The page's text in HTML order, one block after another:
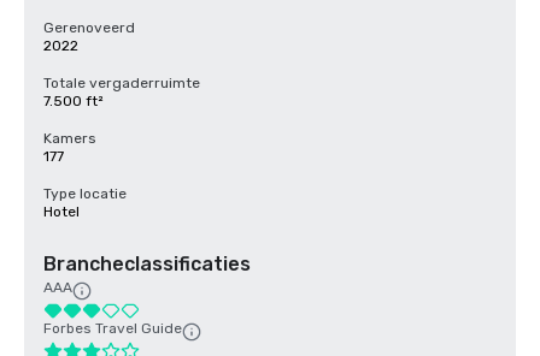
Gerenoveerd
2022
Totale vergaderruimte
7.500 ft²
Kamers
177
Type locatie
Hotel
Brancheclassificaties
AAA
Forbes Travel Guide